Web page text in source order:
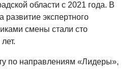
области с 2021 года. В
развитие экспертного
смены стали сто
по направлениям «Лидеры»,